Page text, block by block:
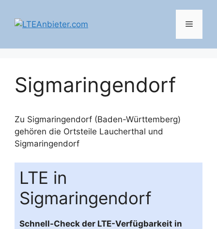
Inhalt
springen
Menü
Sigmaringendorf
Zu Sigmaringendorf (Baden-Württemberg)
gehören die Ortsteile Laucherthal und
Sigmaringendorf
LTE in
Sigmaringendorf
Schnell-Check der LTE-Verfügbarkeit in